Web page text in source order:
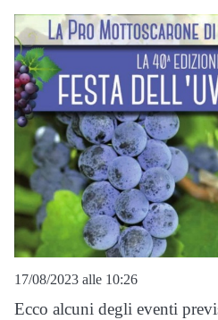
17/08/2023 alle 10:26
Ecco alcuni degli eventi